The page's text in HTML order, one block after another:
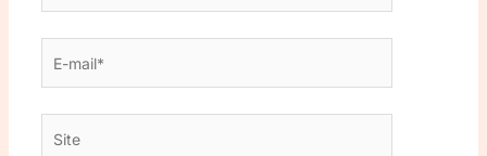
mail*